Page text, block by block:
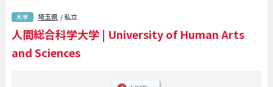
情報や、募集定員や合格者数など入試情報、施設案内、アクセスなど外国人
留学生に必要な情報を掲載しているので是非ご利用ください。
埼玉県 / 私立
人間総合科学大学 | University of Human Arts
and Sciences